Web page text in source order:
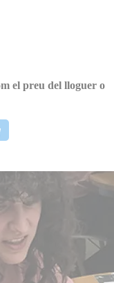
el preu del lloguer o